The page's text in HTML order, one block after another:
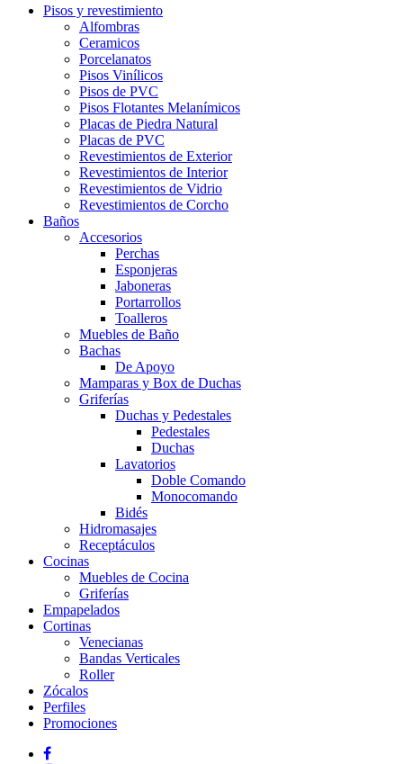
Close
Pisos y revestimiento
Alfombras
Ceramicos
Porcelanatos
Pisos Vinílicos
Pisos de PVC
Pisos Flotantes Melanímicos
Placas de Piedra Natural
Placas de PVC
Revestimientos de Exterior
Revestimientos de Interior
Revestimientos de Vidrio
Revestimientos de Corcho
Baños
Accesorios
Perchas
Esponjeras
Jaboneras
Portarrollos
Toalleros
Muebles de Baño
Bachas
De Apoyo
Mamparas y Box de Duchas
Griferías
Duchas y Pedestales
Pedestales
Duchas
Lavatorios
Doble Comando
Monocomando
Bidés
Hidromasajes
Receptáculos
Cocinas
Muebles de Cocina
Griferías
Empapelados
Cortinas
Venecianas
Bandas Verticales
Roller
Zócalos
Perfiles
Promociones
facebook